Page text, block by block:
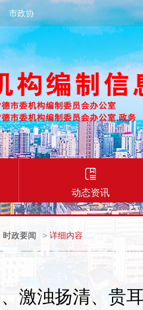
市政协
动态资讯
时政要闻 > 详细内容
激浊扬清、贵